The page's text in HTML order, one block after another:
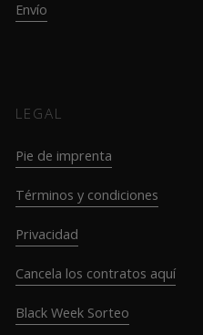
Envío
LEGAL
Pie de imprenta
Términos y condiciones
Privacidad
Cancela los contratos aquí
Black Week Sorteo